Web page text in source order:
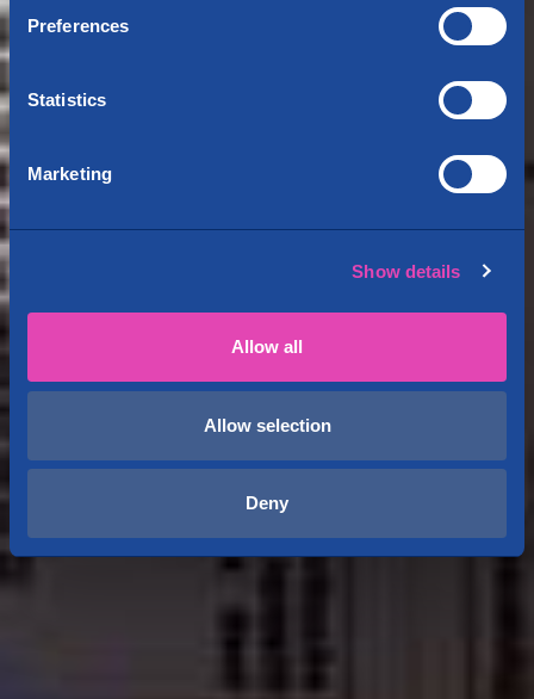
Preferences
Statistics
Marketing
Show details
Allow all
Allow selection
Deny